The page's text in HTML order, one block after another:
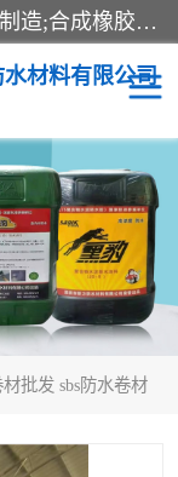
经营范围包括防水嵌缝密封条（带）制造;合成橡胶制造（监控化学品、危险化学品除外）;沥青混合物制造;防水胶粘带制造;其他合成材料制造（监控化学品、危险化学品除外）;涂料制造（监控化学品、危险化学品除外）;建筑结构防水补漏;防水建筑材料制造;粘合剂制造（监控化学品、危险化学品除外）;涂料零售;广州新力防水材料有限公司具有1处分支机构。
材料有限公司
材批发 sbs防水卷材
胶水